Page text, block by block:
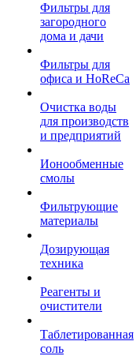
Фильтры для
загородного
дома и дачи
Фильтры для
офиса и HoReCa
Очистка воды
для производств
и предприятий
Ионообменные
смолы
Фильтрующие
материалы
Дозирующая
техника
Реагенты и
очистители
Таблетированная
соль